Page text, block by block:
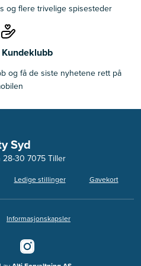
og flere trivelige spisesteder
og få de siste nyhetene rett på
Syd
30 7075 Tiller
Ledige stillinger Gavekort
Informasjonskapsler